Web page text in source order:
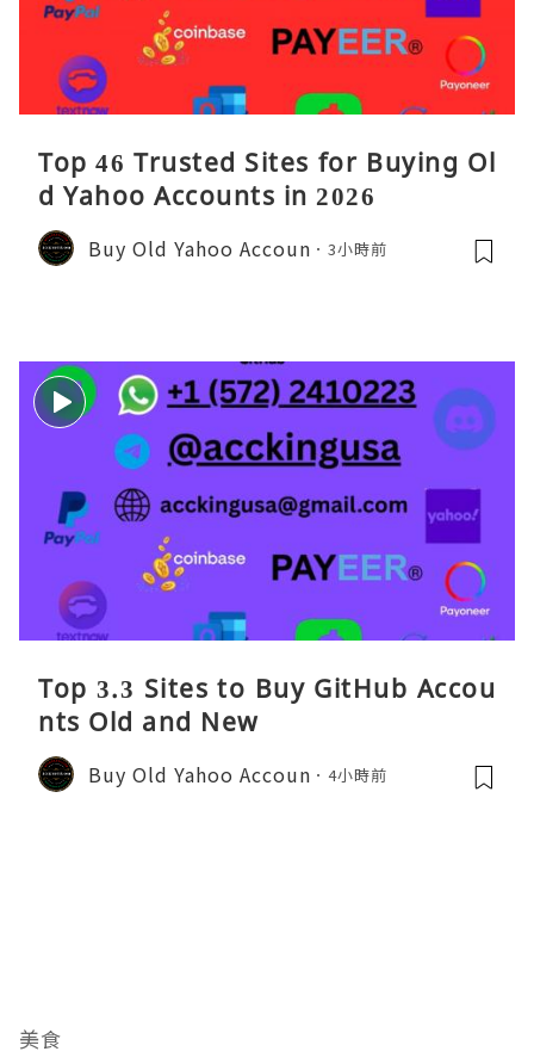
Top 46 Trusted Sites for Buying Ol
d Yahoo Accounts in 2026
Buy Old Yahoo Accoun 3小時前
Top 3.3 Sites to Buy GitHub Accou
nts Old and New
Buy Old Yahoo Accoun 4小時前
美食